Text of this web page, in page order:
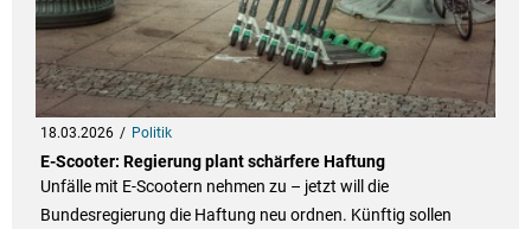
18.03.2026 Politik
E-Scooter: Regierung plant schärfere Haftung
Unfälle mit E-Scootern nehmen zu – jetzt will die
Bundesregierung die Haftung neu ordnen. Künftig sollen